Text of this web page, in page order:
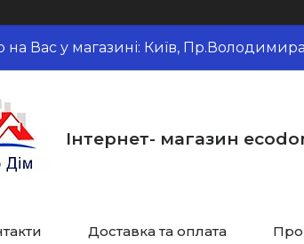
на Вас у магазині: Київ, Пр.Володимира
Інтернет- магазин
Доставка та оплата Про